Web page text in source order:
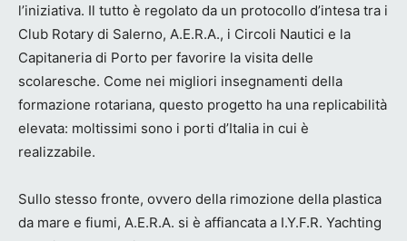
l’iniziativa. Il tutto è regolato da un protocollo d’intesa tra i
Club Rotary di Salerno, A.E.R.A., i Circoli Nautici e la
Capitaneria di Porto per favorire la visita delle
scolaresche. Come nei migliori insegnamenti della
formazione rotariana, questo progetto ha una replicabilità
elevata: moltissimi sono i porti d’Italia in cui è
realizzabile.
Sullo stesso fronte, ovvero della rimozione della plastica
da mare e fiumi, A.E.R.A. si è affiancata a I.Y.F.R. Yachting